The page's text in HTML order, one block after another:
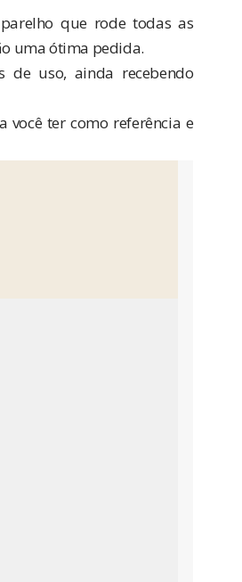
que rode todas as
uma ótima pedida.
de uso, ainda recebendo
você ter como referência e